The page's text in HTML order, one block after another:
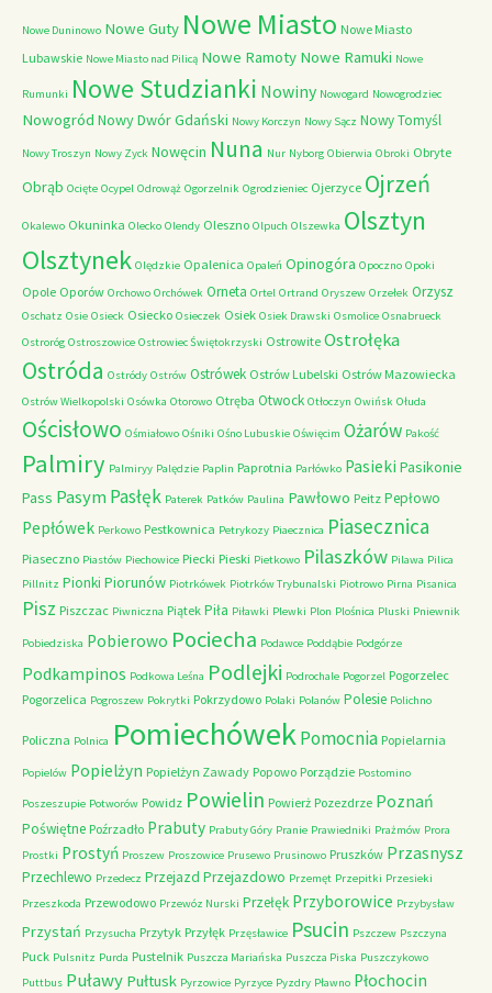
Nowe Duninowo Nowe Guty Nowe Miasto Nowe Miasto
Lubawskie Nowe Miasto nad Pilicą Nowe Ramoty Nowe Ramuki Nowe
Rumunki Nowe Studzianki Nowiny Nowogard Nowogrodziec
Nowogród Nowy Dwór Gdański Nowy Korczyn Nowy Sącz Nowy Tomyśl
Nowy Troszyn Nowy Zyck Nowęcin Nuna Nur Nyborg Obierwia Obroki Obryte
Obrąb Ocięte Ocypel Odrowąż Ogorzelnik Ogrodzieniec Ojerzyce Ojrzeń
Okalewo Okuninka Olecko Olendy Oleszno Olpuch Olszewka Olsztyn
Olsztynek Olędzkie Opalenica Opaleń Opinogóra Opoczno Opoki
Opole Oporów Orchowo Orchówek Orneta Ortel Ortrand Oryszew Orzełek Orzysz
Oschatz Osie Osieck Osiecko Osieczek Osiek Osiek Drawski Osmolice Osnabrueck
Ostroróg Ostroszowice Ostrowiec Świętokrzyski Ostrowite Ostrołęka
Ostróda Ostródy Ostrów Ostrówek Ostrów Lubelski Ostrów Mazowiecka
Ostrów Wielkopolski Osówka Otorowo Otręba Otwock Otłoczyn Owińsk Ołuda
Ościsłowo Ośmiałowo Ośniki Ośno Lubuskie Oświęcim Ożarów Pakość
Palmiry Palmiryy Palędzie Paplin Paprotnia Parłówko Pasieki Pasikonie
Pass PasymPasłęk Paterek Patków Paulina Pawłowo Peitz Pepłowo
Pepłówek Perkowo Pestkownica Petrykozy Piaecznica Piasecznica
Piaseczno Piastów Piechowice Piecki Pieski Pietkowo Pilaszków Pilawa Pilica
Pillnitz Pionki Piorunów Piotrkówek Piotrków Trybunalski Piotrowo Pirna Pisanica
Pisz Piszczac Piwniczna Piątek Piła Piławki Plewki Plon Plośnica Pluski Pniewnik
Pobiedziska Pobierowo Pociecha Podawce Poddąbie Podgórze
Podkampinos Podkowa Leśna Podlejki Podrochale Pogorzel Pogorzelec
Pogorzelica Pogroszew Pokrytki Pokrzydowo Polaki Polanów Polesie Polichno
Policzna Polnica PomiechówekPomocnia Popielarnia
Popielów Popielżyn Popielżyn Zawady Popowo Porządzie Postomino
Poszeszupie Potworów Powidz Powielin Powierż Pozezdrze Poznań
Poświętne Poźrzadło Prabuty Prabuty Góry Pranie Prawiedniki Prażmów Prora
Prostki Prostyń Proszew Proszowice Prusewo Prusinowo Pruszków Przasnysz
Przechlewo Przedecz Przejazd Przejazdowo Przemęt Przepitki Przesieki
Przeszkoda Przewodowo Przewóz Nurski Przełęk Przyborowice Przybysław
Przystań Przysucha Przytyk Przyłęk Przęsławice Psucin Pszczew Pszczyna
Puck Pulsnitz Purda Pustelnik Puszcza Mariańska Puszcza Piska Puszczykowo
Puttbus Puławy Pułtusk Pyrzowice Pyrzyce Pyzdry Pławno Płochocin